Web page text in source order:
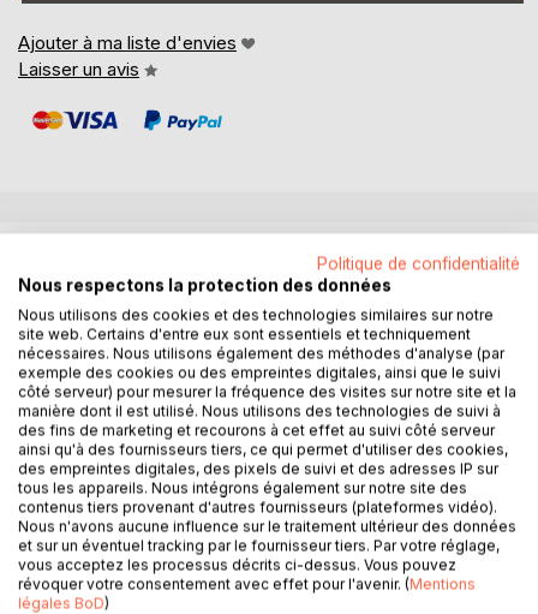
Ajouter à ma liste d'envies
Laisser un avis
Le présent rapport intitulé "Efficacité de l'exécution des
décisions de justice en matière civile et commerciale en
Afrique : Rapport sur l'exécution dans les pays africains
membres de l'UIHJ -Données 2015", détaille les principales
règles définissant le statut et les fonctions des huissiers de
justice dans 16 pays du continent africain. Chaque partie
est illustrée par des graphiques et des tableaux qui en
facilitent la lecture. De même, chaque donnée importante y
est analysée dans un bref commentaire.
Ce rapport réalisé par le groupe de travail de l'Union
internationale des huissiers de justice sur l'exécution UIHJ-
GT-EXE, a été finalisé en avril 2016. Il constitue une analyse
Politique de confidentialité
Nous respectons la protection des données
Nous utilisons des cookies et des technologies similaires sur notre
site web. Certains d'entre eux sont essentiels et techniquement
nécessaires. Nous utilisons également des méthodes d'analyse (par
exemple des cookies ou des empreintes digitales, ainsi que le suivi
côté serveur) pour mesurer la fréquence des visites sur notre site et la
manière dont il est utilisé. Nous utilisons des technologies de suivi à
des fins de marketing et recourons à cet effet au suivi côté serveur
ainsi qu'à des fournisseurs tiers, ce qui permet d'utiliser des cookies,
des empreintes digitales, des pixels de suivi et des adresses IP sur
tous les appareils. Nous intégrons également sur notre site des
contenus tiers provenant d'autres fournisseurs (plateformes vidéo).
Nous n'avons aucune influence sur le traitement ultérieur des données
et sur un éventuel tracking par le fournisseur tiers. Par votre réglage,
vous acceptez les processus décrits ci-dessus. Vous pouvez
révoquer votre consentement avec effet pour l'avenir. (Mentions
légales BoD)